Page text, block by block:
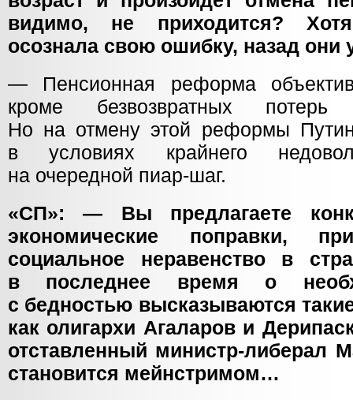
видимо, не приходится?
осознала свою ошибку, назад они
— Пенсионная реформа
кроме безвозвратных
Но на отмену этой реформы
в условиях крайнего
на очередной пиар-шаг.
«СП»: — Вы предлагаете
экономические поправки,
социальное неравенство в
в последнее время о
с бедностью высказываются
как олигархи Агаларов и
отставленный министр-либерал
становится мейнстримом…